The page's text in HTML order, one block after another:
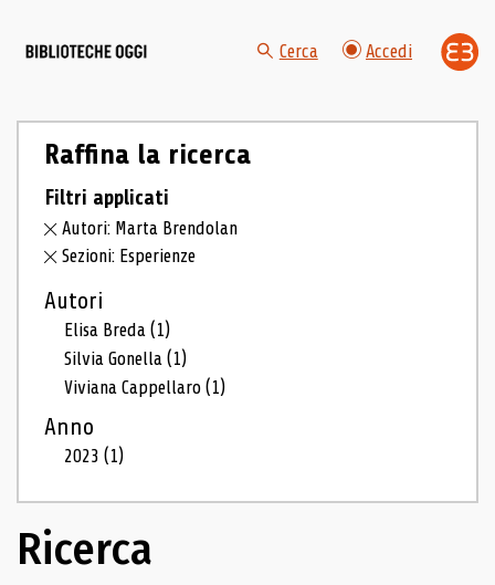
Cerca Accedi
Raffina la ricerca
Filtri applicati
Autori: Marta Brendolan
Sezioni: Esperienze
Autori
Elisa Breda(1)
Silvia Gonella(1)
Viviana Cappellaro(1)
Anno
2023(1)
Ricerca